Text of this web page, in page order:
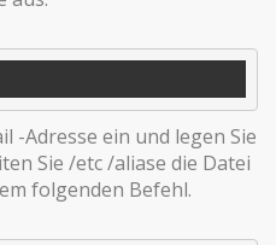
-Adresse ein und legen Sie
Sie /etc /aliase die Datei
folgenden Befehl.